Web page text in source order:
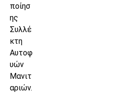
ποίησ
ης
Συλλέ
κτη
Αυτοφ
υών
Μανιτ
αριών.